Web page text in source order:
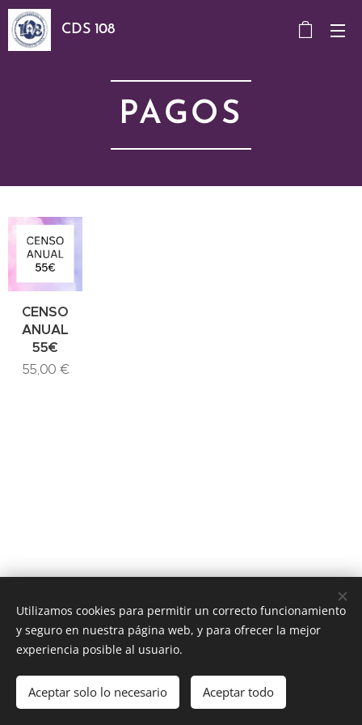
CDS 108
PAGOS
CENSO
ANUAL
55€
55,00 €
GRUPO SCOUT CIUDAD DEL SOL 108. 2024
Cookies
Utilizamos cookies para permitir un correcto funcionamiento
y seguro en nuestra página web, y para ofrecer la mejor
experiencia posible al usuario.
Aceptar solo lo necesario Aceptar todo